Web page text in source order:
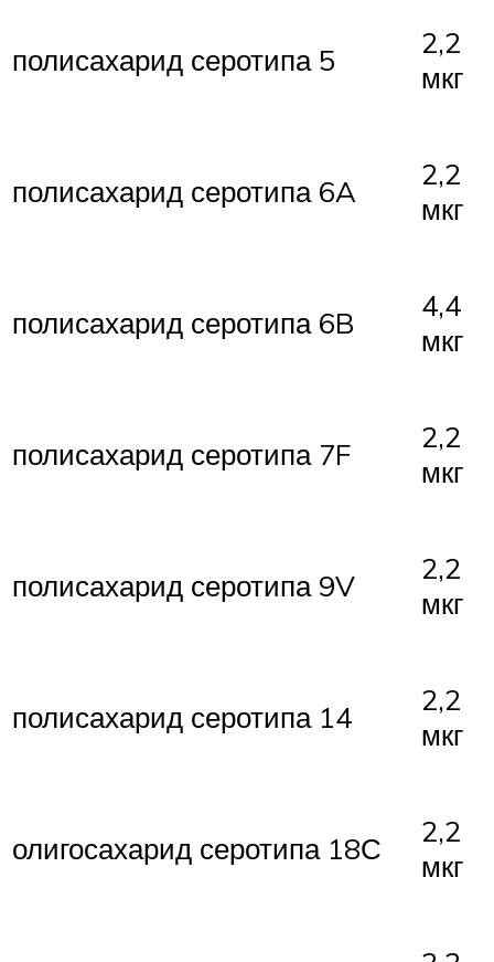
полисахарид серотипа 5
2,2
мкг
полисахарид серотипа 6A
2,2
мкг
полисахарид серотипа 6B
4,4
мкг
полисахарид серотипа 7F
2,2
мкг
полисахарид серотипа 9V
2,2
мкг
полисахарид серотипа 14
2,2
мкг
олигосахарид серотипа 18С
2,2
мкг